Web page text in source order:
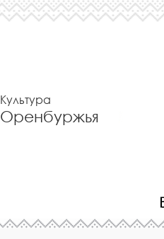
Культура
Оренбуржья